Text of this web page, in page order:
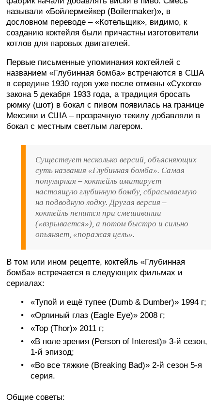
называли «Бойлермейкер (Boilermaker)», в
дословном переводе – «Котельщик», видимо, к
созданию коктейля были причастны изготовители
котлов для паровых двигателей.
Первые письменные упоминания коктейлей с
названием «Глубинная бомба» встречаются в США
в середине 1930 годов уже после отмены «Сухого»
закона 5 декабря 1933 года, а традиция бросать
рюмку (шот) в бокал с пивом появилась на границе
Мексики и США – прозрачную текилу добавляли в
бокал с местным светлым лагером.
Существует несколько версий, объясняющих
суть названия «Глубинная бомба». Самая
популярная – коктейль имитирует
настоящую глубинную бомбу, сбрасываемую
на подводную лодку. Другая версия –
коктейль пенится при смешивании
(«взрывается»), а потом быстро и сильно
опьяняет, «поражая цель».
В том или ином рецепте, коктейль «Глубинная
бомба» встречается в следующих фильмах и
сериалах:
«Тупой и ещё тупее (Dumb & Dumber)» 1994 г;
«Орлиный глаз (Eagle Eye)» 2008 г;
«Тор (Thor)» 2011 г;
«В поле зрения (Person of Interest)» 3-й сезон,
1-й эпизод;
«Во все тяжкие (Breaking Bad)» 2-й сезон 5-я
серия.
Общие советы: